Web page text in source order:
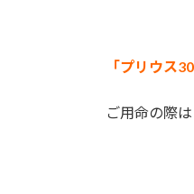
「プリウス
ご用命の際は